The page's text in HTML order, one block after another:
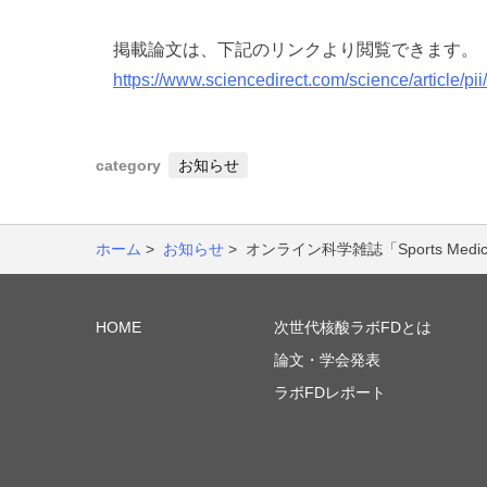
掲載論文は、下記のリンクより閲覧できます。
https://www.sciencedirect.com/science/article/
category お知らせ
ホーム > お知らせ > オンライン科学雑誌「Sports
HOME
次世代核酸ラボFDとは
論文・学会発表
ラボFDレポート